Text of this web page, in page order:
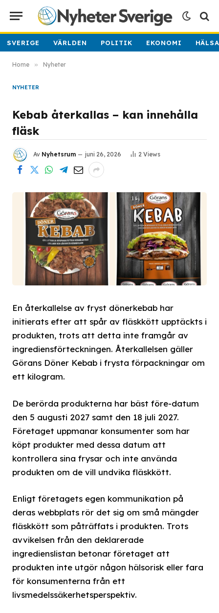
SVERIGE VÄRLDEN POLITIK EKONOMI
Home » Nyheter
NYHETER
Kebab återkallas – kan innehålla
fläsk
Av Nyhetsrum juni 26, 2026 2 Views
En återkallelse av fryst dönerkebab har
initierats efter att spår av fläskkött upptäckts i
produkten, trots att detta inte framgår av
ingrediensförteckningen. Återkallelsen gäller
Görans Döner Kebab i frysta förpackningar om
ett kilogram.
De berörda produkterna har bäst före-datum
den 5 augusti 2027 samt den 18 juli 2027.
Företaget uppmanar konsumenter som har
köpt produkter med dessa datum att
kontrollera sina frysar och inte använda
produkten om de vill undvika fläskkött.
Enligt företagets egen kommunikation på
deras webbplats rör det sig om små mängder
fläskkött som påträffats i produkten. Trots
avvikelsen från den deklarerade
ingredienslistan betonar företaget att
produkten inte utgör någon hälsorisk eller fara
för konsumenterna från ett
livsmedelssäkerhetsperspektiv.